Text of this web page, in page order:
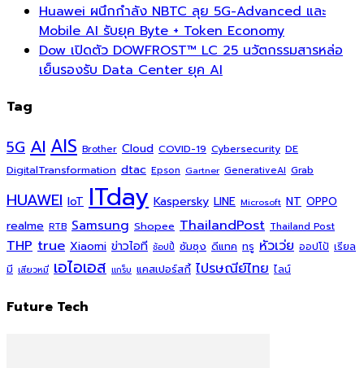
Huawei ผนึกกำลัง NBTC ลุย 5G-Advanced และ
Mobile AI รับยุค Byte + Token Economy
Dow เปิดตัว DOWFROST™ LC 25 นวัตกรรมสารหล่อ
เย็นรองรับ Data Center ยุค AI
Tag
5G AI AIS Brother Cloud COVID-19 Cybersecurity DE
DigitalTransformation dtac Epson Gartner GenerativeAI Grab
HUAWEI IoT ITday Kaspersky LINE Microsoft NT OPPO
realme RTB Samsung Shopee ThailandPost Thailand Post
THP true Xiaomi ข่าวไอที ช้อปปี้ ซัมซุง ดีแทค ทรู หัวเว่ย ออปโป้ เรียล
มี เสียวหมี่ เอไอเอส แกร็บ แคสเปอร์สกี้ ไปรษณีย์ไทย ไลน์
Future Tech